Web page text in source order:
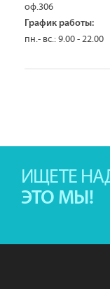
оф.306
График работы:
пн.- вс.: 9.00 - 22.00
ИЩЕТЕ
ЭТО МЫ!